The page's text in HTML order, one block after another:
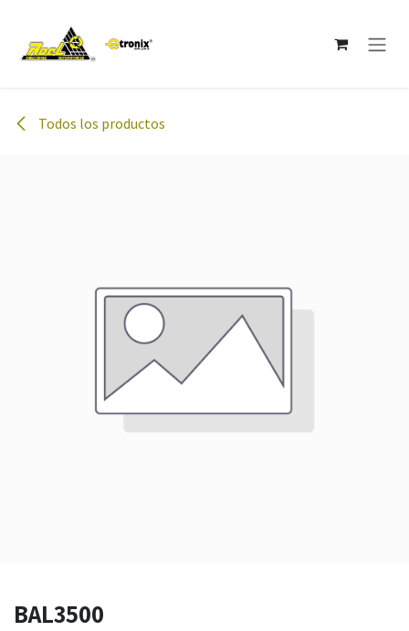
Todos los productos
BAL3500